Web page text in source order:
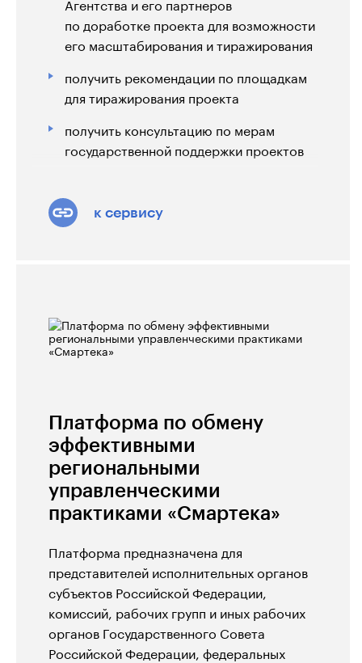
по доработке проекта для возможности
его масштабирования и тиражирования
получить рекомендации по площадкам
для тиражирования проекта
получить консультацию по мерам
государственной поддержки проектов
мероприятиях Агентства
использовать информационные
Подробнее о мерах поддержки
к сервису
Платформа по обмену
эффективными
региональными
управленческими
практиками «Смартека»
Платформа предназначена для
представителей исполнительных органов
субъектов Российской Федерации,
комиссий, рабочих групп и иных рабочих
органов Государственного Совета
Российской Федерации, федеральных